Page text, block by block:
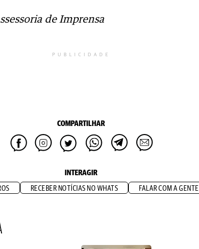
de Imprensa
PUBLICIDADE
COMPARTILHAR
INTERAGIR
RECEBER NOTÍCIAS NO WHATS FALAR COM A GENTE